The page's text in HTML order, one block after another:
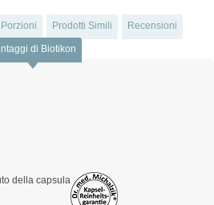
Porzioni Prodotti Simili Recensioni
di Biotikon
della capsula